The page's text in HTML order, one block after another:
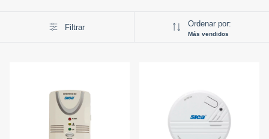
Filtrar Ordenar por:
Más vendidos